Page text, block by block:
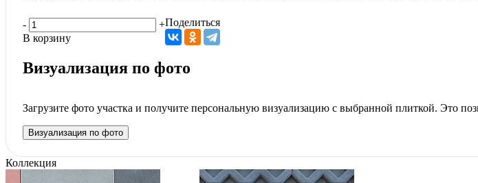
-
+
В корзину
Поделиться
Визуализация по фото
Загрузите фото участка и получите персональную визуализацию с выбранной плиткой. Это
Визуализация по фото
Коллекция